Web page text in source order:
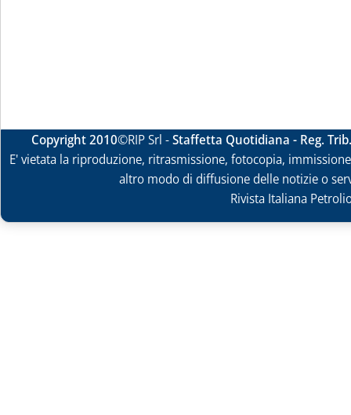
Copyright 2010©RIP Srl -Staffetta Quotidiana - Reg.
E' vietata la riproduzione, ritrasmissione, fotocopia,
altro modo di diffusione delle notizie o
Rivista Italiana